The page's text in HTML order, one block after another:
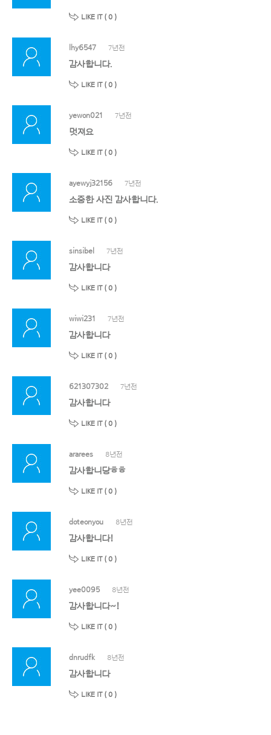
LIKE IT ( 0 )
lhy6547 7년전
감사합니다.
LIKE IT ( 0 )
yewon021 7년전
멋져요
LIKE IT ( 0 )
ayewyj32156 7년전
소중한 사진 감사합니다.
LIKE IT ( 0 )
sinsibel 7년전
감사합니다
LIKE IT ( 0 )
wiwi231 7년전
감사합니다
LIKE IT ( 0 )
621307302 7년전
감사합니다
LIKE IT ( 0 )
ararees 8년전
감사합니당ㅎㅎ
LIKE IT ( 0 )
doteonyou 8년전
감사합니다!
LIKE IT ( 0 )
yee0095 8년전
감사합니다~!
LIKE IT ( 0 )
dnrudfk 8년전
감사합니다
LIKE IT ( 0 )